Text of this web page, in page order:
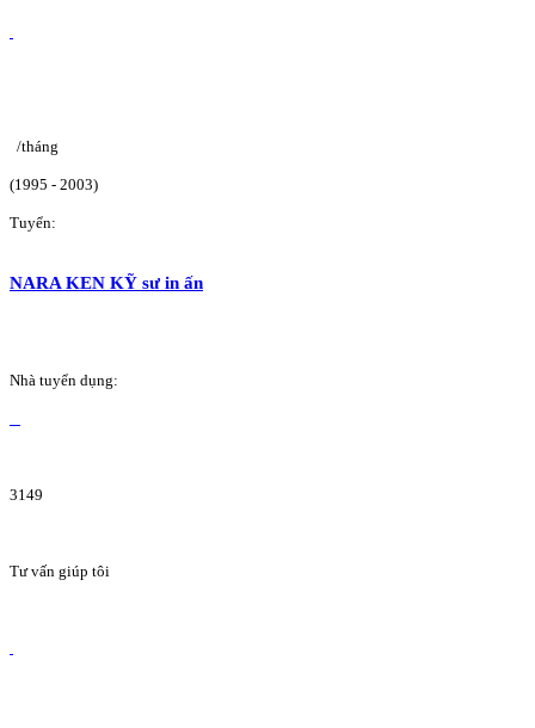
/tháng
(1995 - 2003)
Tuyển:
NARA KEN KỸ sư in ấn
Nhà tuyển dụng:
3149
Tư vấn giúp tôi